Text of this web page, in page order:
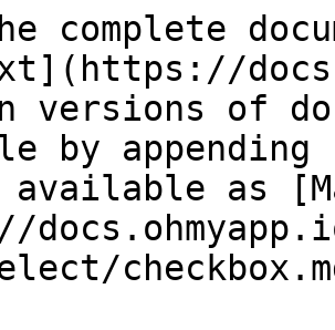
complete
versions of
by
available as